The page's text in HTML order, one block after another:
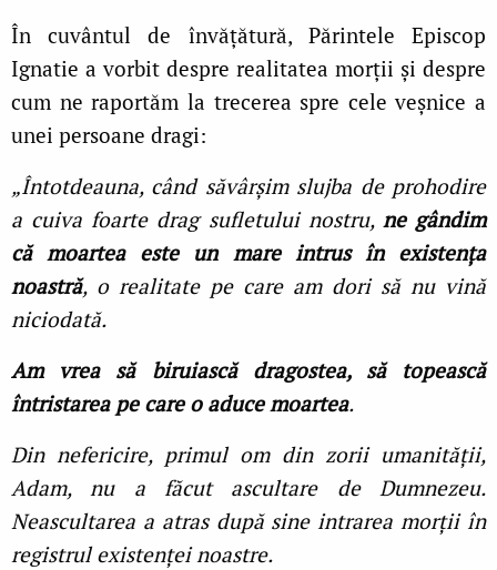
În cuvântul de învățătură, Părintele Episcop
Ignatie a vorbit despre realitatea morții și despre
cum ne raportăm la trecerea spre cele veșnice a
unei persoane dragi:
„Întotdeauna, când săvârșim slujba de prohodire
a cuiva foarte drag sufletului nostru, ne gândim
că moartea este un mare intrus în existența
noastră, o realitate pe care am dori să nu vină
niciodată.
Am vrea să biruiască dragostea, să topească
întristarea pe care o aduce moartea.
Din nefericire, primul om din zorii umanității,
Adam, nu a făcut ascultare de Dumnezeu.
Neascultarea a atras după sine intrarea morții în
registrul existenței noastre.